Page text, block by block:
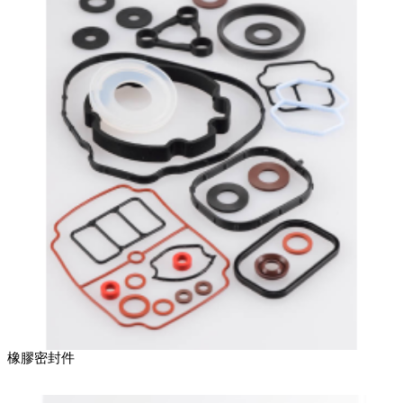
橡膠密封件